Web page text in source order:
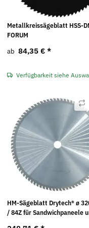
Metallkreissägeblatt HSS-
FORUM
ab 84,35 € *
Verfügbarkeit siehe
HM-Sägeblatt Drytech® ø
/ 84Z für Sandwichpaneele